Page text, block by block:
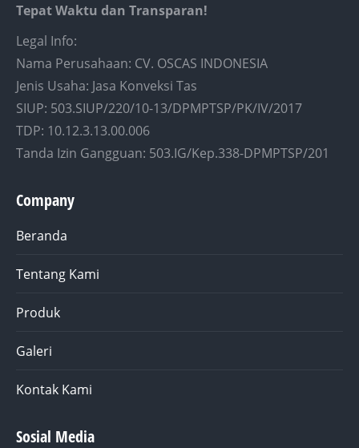
Tepat Waktu dan Transparan!
Legal Info:
Nama Perusahaan: CV. OSCAS INDONESIA
Jenis Usaha: Jasa Konveksi Tas
SIUP: 503.SIUP/220/10-13/DPMPTSP/PK/IV/2017
TDP: 10.12.3.13.00.006
Tanda Izin Gangguan: 503.IG/Kep.338-DPMPTSP/201
Company
Beranda
Tentang Kami
Produk
Galeri
Kontak Kami
Sosial Media